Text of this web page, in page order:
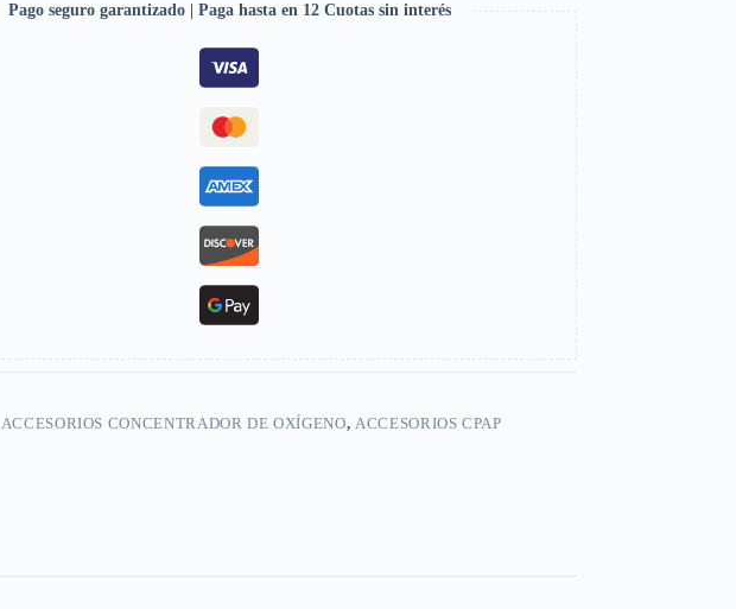
Pago seguro garantizado | Paga hasta en 12 Cuotas sin interés
ACCESORIOS CONCENTRADOR DE OXÍGENO,ACCESORIOS CPAP